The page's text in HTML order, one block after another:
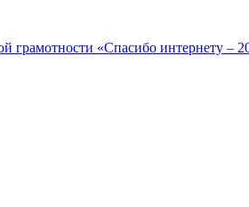
грамотности «Спасибо интернету –